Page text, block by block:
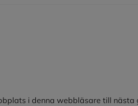
i denna webbläsare till nästa